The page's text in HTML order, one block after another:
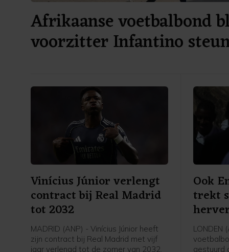
Afrikaanse voetbalbond
voorzitter Infantino
Vinícius Júnior verlengt
contract bij Real Madrid
tot 2032
MADRID (ANP) - Vinícius Júnior heeft
zijn contract bij Real Madrid met vijf
jaar verlengd tot de zomer van 2032.
Ook
trekt
in
LONDEN
gestuurd